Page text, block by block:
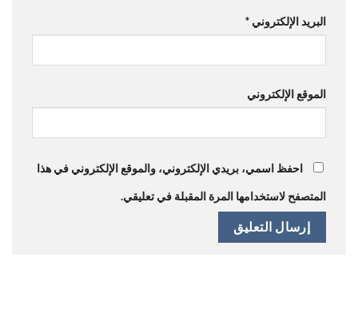
البريد الإلكتروني *
الموقع الإلكتروني
احفظ اسمي، بريدي الإلكتروني، والموقع الإلكتروني في هذا
المتصفح لاستخدامها المرة المقبلة في تعليقي.